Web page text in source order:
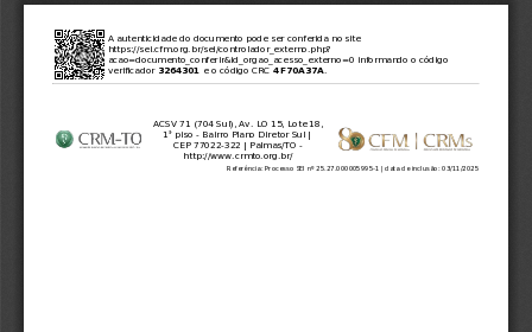
A autenticidade do documento pode ser conferida no site
https://sei.cfm.org.br/sei/controlador_externo.php?
acao=documento_conferir&id_orgao_acesso_externo=0 informando o código
verificador 3264301 e o código CRC 4F70A37A.
ACSV 71 (704 Sul), Av. LO 15, Lote 18,
1° piso - Bairro Plano Diretor Sul |
CEP 77022-322 | Palmas/TO -
http://www.crmto.org.br/
Referência: Processo SEI nº 25.27.000005995-1 | data de inclusão: 03/11/2025